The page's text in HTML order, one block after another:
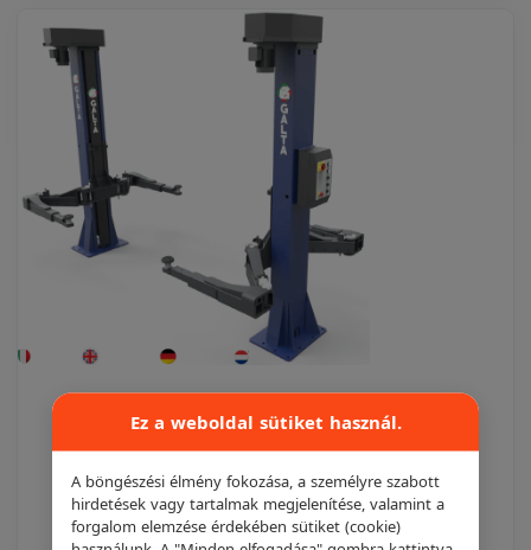
GALTA EL-60FA-XL elektromechanikus
emelő
Galta
Ez a weboldal sütiket használ.
A böngészési élmény fokozása, a személyre szabott
hirdetések vagy tartalmak megjelenítése, valamint a
forgalom elemzése érdekében sütiket (cookie)